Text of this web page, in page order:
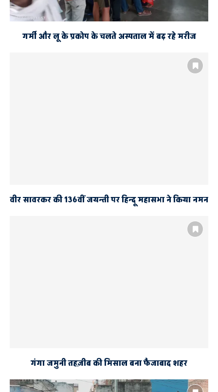
गर्मी और लू के प्रकोप के चलते अस्पताल में बढ़ रहे मरीज
वीर सावरकर की 136वीं जयन्ती पर हिन्दू महासभा ने किया नमन
गंगा जमुनी तहज़ीब की मिसाल बना फैजाबाद शहर